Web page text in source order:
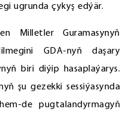
ugrunda çykyş edýär.
Milletler Guramasynyň
GDA-nyň daşary
biri diýip hasaplaýarys.
şu gezekki sessiýasynda
de pugtalandyrmagyň